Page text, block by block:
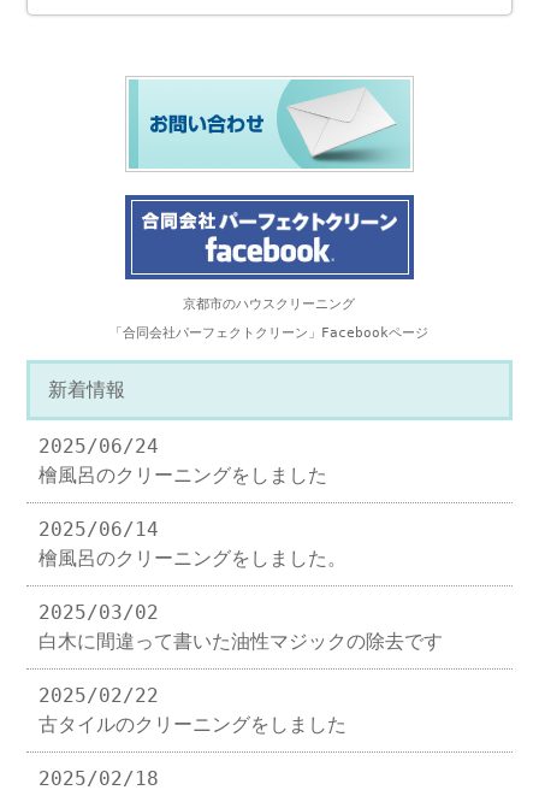
京都市のハウスクリーニング
「合同会社パーフェクトクリーン」Facebookページ
新着情報
2025/06/24
檜風呂のクリーニングをしました
2025/06/14
檜風呂のクリーニングをしました。
2025/03/02
白木に間違って書いた油性マジックの除去です
2025/02/22
古タイルのクリーニングをしました
2025/02/18